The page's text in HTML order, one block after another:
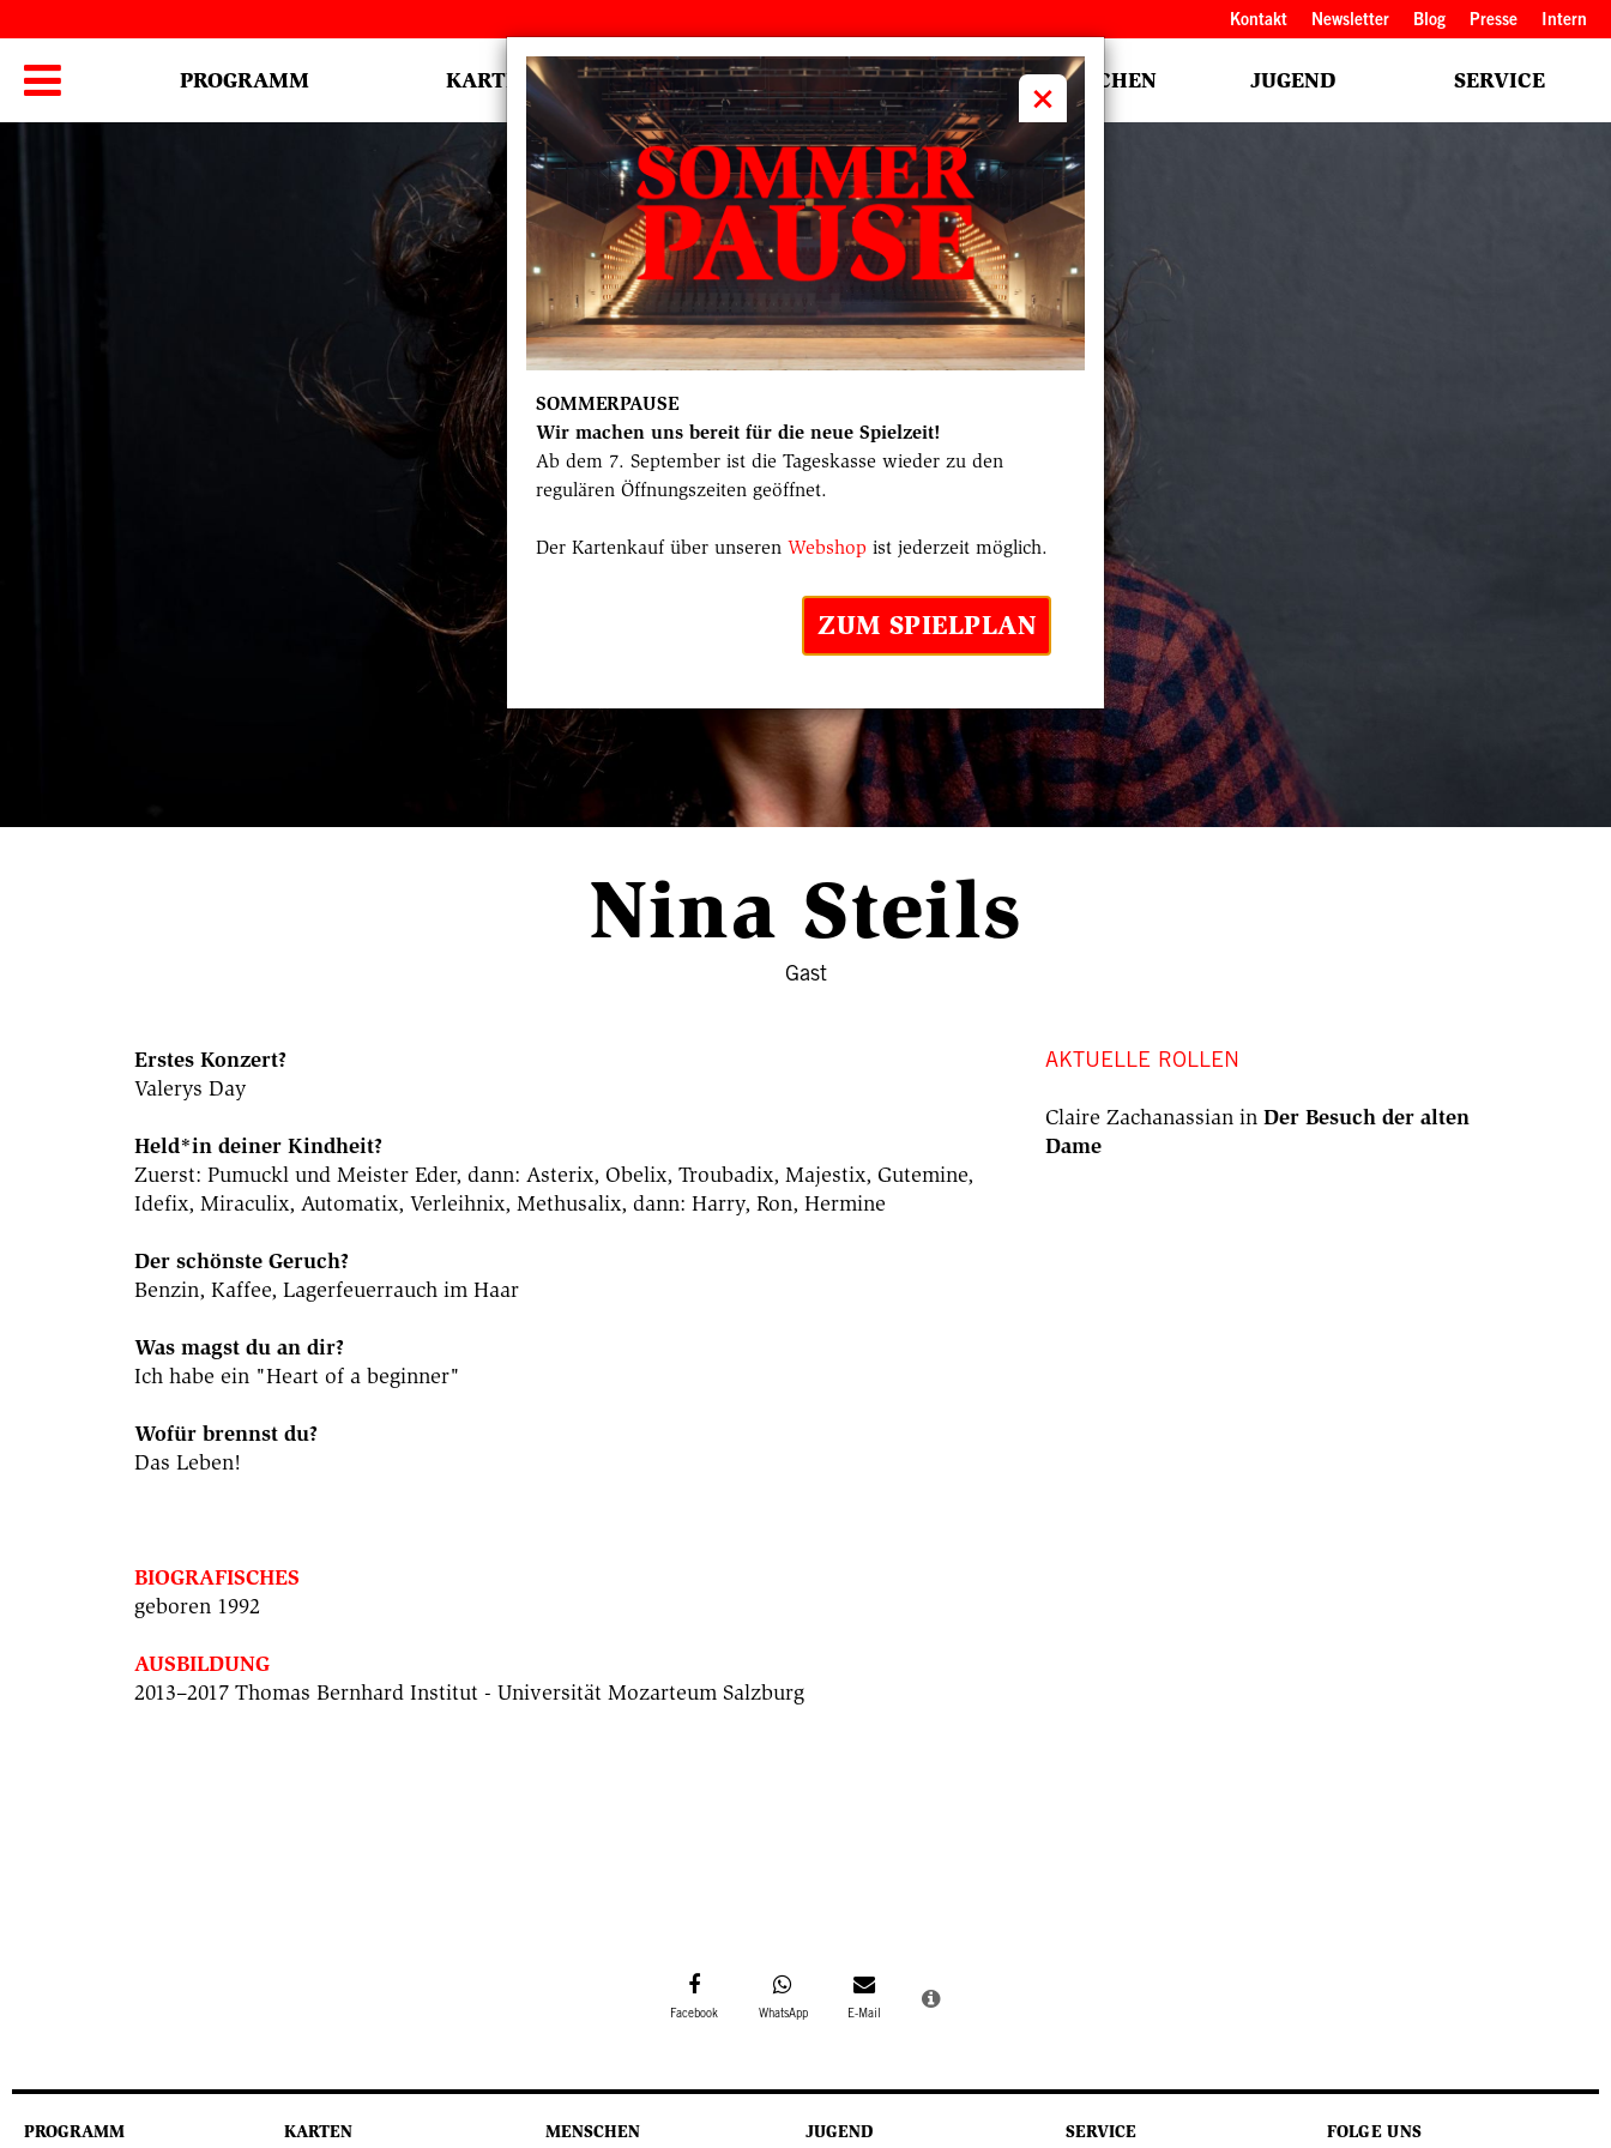
×
SOMMERPAUSE
Wir machen uns bereit für die neue Spielzeit!
Ab dem 7. September ist die Tageskasse wieder zu den
regulären Öffnungszeiten geöffnet.
Der Kartenkauf über unseren Webshop ist jederzeit möglich.
ZUM SPIELPLAN
Kopfbereich
Kontakt Newsletter Blog Presse Intern
Hauptmenü
 PROGRAMM KARTEN volkstheater MENSCHEN JUGEND SERVICE
Nina Steils
Gast
Erstes Konzert?
Valerys Day
Held*in deiner Kindheit?
Zuerst: Pumuckl und Meister Eder, dann: Asterix, Obelix, Troubadix, Majestix, Gutemine,
Idefix, Miraculix, Automatix, Verleihnix, Methusalix, dann: Harry, Ron, Hermine
Der schönste Geruch?
Benzin, Kaffee, Lagerfeuerrauch im Haar
Was magst du an dir?
Ich habe ein "Heart of a beginner"
Wofür brennst du?
Das Leben!
BIOGRAFISCHES
geboren 1992
AUSBILDUNG
2013–2017 Thomas Bernhard Institut - Universität Mozarteum Salzburg
AKTUELLE ROLLEN
Claire Zachanassian in Der Besuch der alten
Dame
PROGRAMM KARTEN MENSCHEN JUGEND SERVICE FOLGE UNS